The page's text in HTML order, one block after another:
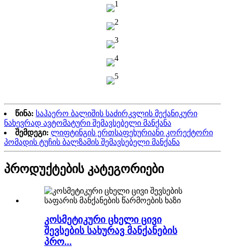
წინა: საჰაერო ბალიშის საძირკვლის მექანიკური
ნახევრად ავტომატური შემავსებელი მანქანა
შემდეგი: ლიფტინგის ერთსაფეხურიანი კორექტორი
პომადის ტუჩის ბალზამის შემავსებელი მანქანა
პროდუქტების კატეგორიები
კოსმეტიკური ცხელი ცივი
შევსების სახურავ მანქანების
პრო...